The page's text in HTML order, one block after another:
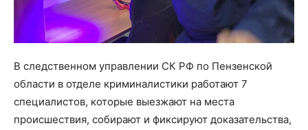
В следственном управлении СК РФ по Пензенской
области в отделе криминалистики работают 7
специалистов, которые выезжают на места
происшествия, собирают и фиксируют доказательства,